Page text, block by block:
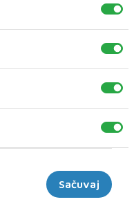
Sačuvaj